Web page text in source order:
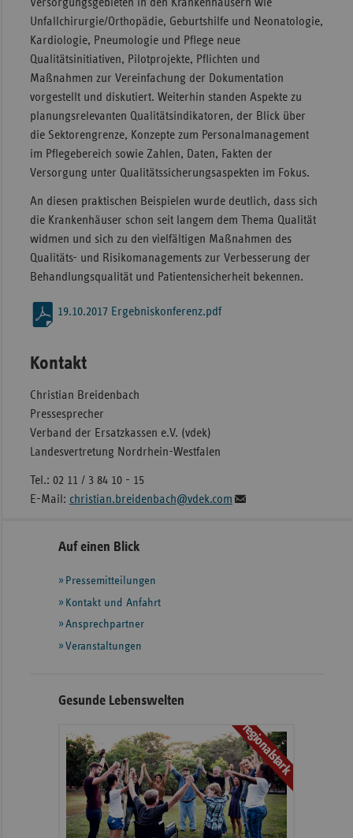
Unfallchirurgie/Orthopädie, Geburtshilfe und Neonatologie,
Kardiologie, Pneumologie und Pflege neue
Qualitätsinitiativen, Pilotprojekte, Pflichten und
Maßnahmen zur Vereinfachung der Dokumentation
vorgestellt und diskutiert. Weiterhin standen Aspekte zu
planungsrelevanten Qualitätsindikatoren, der Blick über
die Sektorengrenze, Konzepte zum Personalmanagement
im Pflegebereich sowie Zahlen, Daten, Fakten der
Versorgung unter Qualitätssicherungsaspekten im Fokus.
An diesen praktischen Beispielen wurde deutlich, dass sich
die Krankenhäuser schon seit langem dem Thema Qualität
widmen und sich zu den vielfältigen Maßnahmen des
Qualitäts- und Risikomanagements zur Verbesserung der
Behandlungsqualität und Patientensicherheit bekennen.
19.10.2017 Ergebniskonferenz.pdf
Kontakt
Christian Breidenbach
Pressesprecher
Verband der Ersatzkassen e.V. (vdek)
Landesvertretung Nordrhein-Westfalen
Tel.: 02 11 / 3 84 10 - 15
E-Mail: christian.breidenbach@vdek.com
Seitennavigation
Seitenleiste
weiteren
Informationen
Auf einen Blick
Pressemitteilungen
Kontakt und Anfahrt
Ansprechpartner
Veranstaltungen
Gesunde Lebenswelten
regionalstark